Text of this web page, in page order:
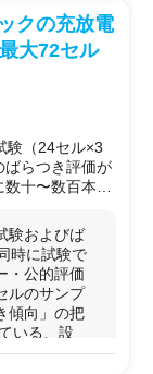
（AAMI
EN規格／
等）の滅菌バ
ーの新規開発
滅菌条件の妥
方法変更（高
に伴う再評価
療機器の国際
菌の3工程を組
ス全体の有効
結。
ち合わせ帰り
もアクセスし
量・ 電圧
・表
系、AGV・フ
）測定
→再試験のル
定・温度分布
合の利用
コスト・短期
クの充放電
大72セル
験（24セル×3
ばらつき評価が
十〜数百本の
に直接応えら
評価機関しか
電機能付き恒
て保有。外注
少な存在。
転対応。100〜
験を預けて走
験およびば
時に試験で
・公的評価
ルのサンプ
傾向」の把
いる、設